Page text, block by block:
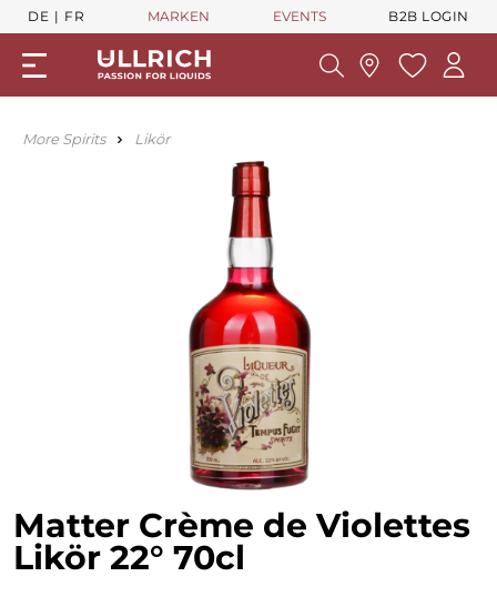
DE FR MARKEN EVENTS B2B LOGIN
More Spirits Likör
Matter Crème de Violettes
Likör 22° 70cl